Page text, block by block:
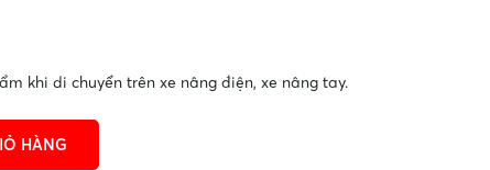
khi di chuyển trên xe nâng điện, xe nâng tay.
HÀNG